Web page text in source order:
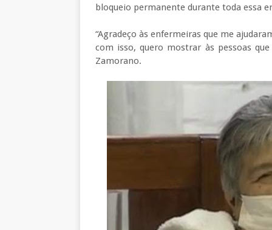
bloqueio permanente durante toda essa
“Agradeço às enfermeiras que me
com isso, quero mostrar às pessoas
Zamorano.